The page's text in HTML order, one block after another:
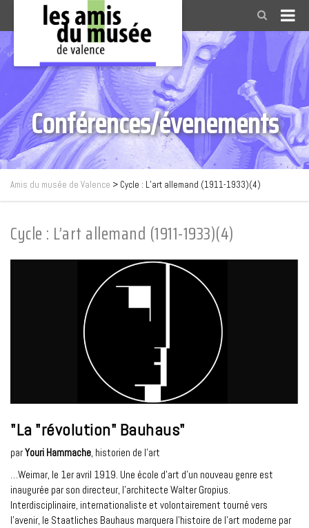
Conférences/évenements
Amis du musée de Valence > Cycle : L’art allemand (1911-1933)(4)
Cycle : L’art allemand (1911-1933)(4)
"La "révolution" Bauhaus"
parYouri Hammache, historien de l’art
…Weimar, le 1er avril 1919. Une école d’art d’un nouveau genre est
inaugurée par son directeur, l’architecte Walter Gropius.
Interdisciplinaire, internationaliste et volontairement tourné vers
l’avenir, le Staatliches Bauhaus marquera l’histoire de l’art moderne par